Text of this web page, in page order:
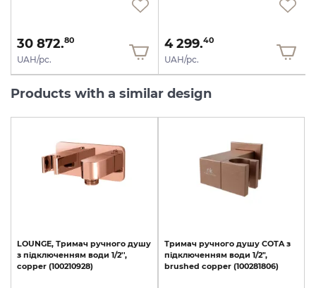
30 872.80
UAH/pc.
4 299.40
UAH/pc.
Products with a similar design
LOUNGE, Тримач ручного душу
з підключенням води 1/2'',
copper (100210928)
Тримач ручного душу COTA з
підключенням води 1/2",
brushed copper (100281806)